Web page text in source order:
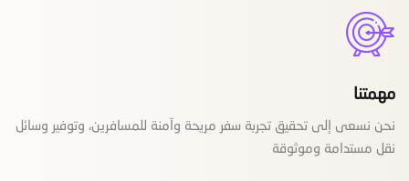
مهمتنا
نحن نسعى إلى تحقيق تجربة سفر مريحة وآمنة للمسافرين، وتوفير وسائل
نقل مستدامة وموثوقة